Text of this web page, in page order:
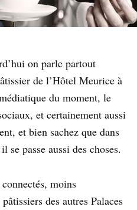
on parle partout
de l’Hôtel Meurice à
du moment, le
et certainement aussi
et bien sachez que dans
se passe aussi des choses.
moins
des autres Palaces